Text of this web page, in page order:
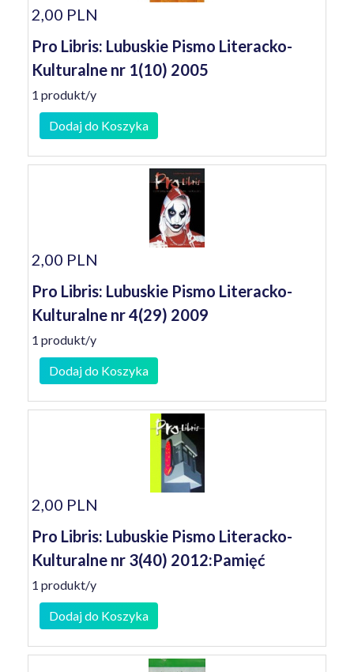
2,00 PLN
Pro Libris: Lubuskie Pismo Literacko-
Kulturalne nr 1(10) 2005
1 produkt/y
Dodaj do Koszyka
2,00 PLN
Pro Libris: Lubuskie Pismo Literacko-
Kulturalne nr 4(29) 2009
1 produkt/y
Dodaj do Koszyka
2,00 PLN
Pro Libris: Lubuskie Pismo Literacko-
Kulturalne nr 3(40) 2012:Pamięć
1 produkt/y
Dodaj do Koszyka